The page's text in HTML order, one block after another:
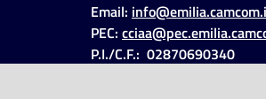
Email:
PEC:
P.I./C.F.: 02870690340